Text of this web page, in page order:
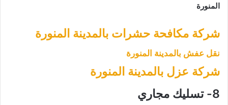
المنورة
شركة مكافحة حشرات بالمدينة المنورة
نقل عفش بالمدينة المنورة
شركة عزل بالمدينة المنورة
8- تسليك مجاري